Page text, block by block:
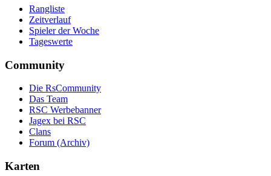
Rangliste
Zeitverlauf
Spieler der Woche
Tageswerte
Community
Die RsCommunity
Das Team
RSC Werbebanner
Jagex bei RSC
Clans
Forum (Archiv)
Karten